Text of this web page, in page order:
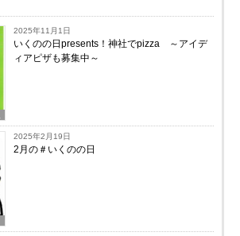
2025年11月1日
いくのの日presents！神社でpizza ～アイデ
ィアピザも募集中～
2025年2月19日
2月の＃いくのの日